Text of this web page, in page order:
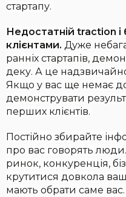
стартапу.
Недостатній traction і
клієнтами. Дуже
ранніх стартапів,
деку. А це
Якщо у вас ще немає
демонструвати
перших клієнтів.
Постійно збирайте
про вас говорять
ринок, конкуренція,
крутитися довкола
мають обрати саме